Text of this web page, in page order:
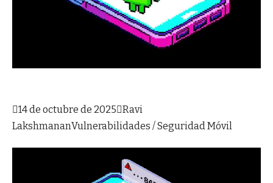
14 de octubre de 2025Ravi
LakshmananVulnerabilidades / Seguridad Móvil